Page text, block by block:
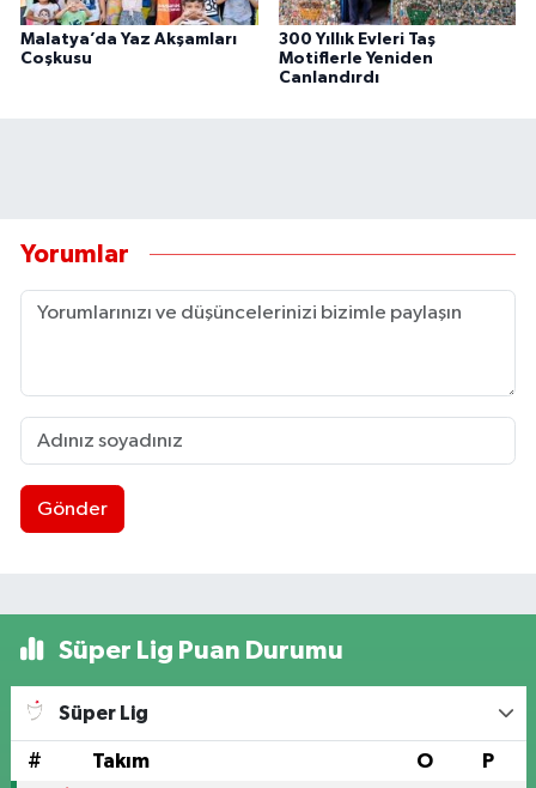
Malatya’da Yaz Akşamları
Coşkusu
300 Yıllık Evleri Taş
Motiflerle Yeniden
Canlandırdı
Yorumlar
Gönder
Süper Lig Puan Durumu
Süper Lig
# Takım O P